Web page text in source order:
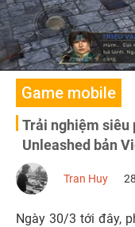
Game mobile
Trải nghiệm siêu
Unleashed bản
Tran Huy
Ngày 30/3 tới đây,